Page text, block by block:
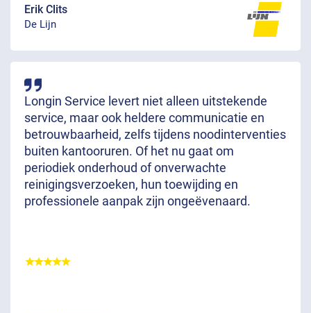
Erik Clits
De Lijn
Longin Service levert niet alleen uitstekende
service, maar ook heldere communicatie en
betrouwbaarheid, zelfs tijdens noodinterventies
buiten kantooruren. Of het nu gaat om
periodiek onderhoud of onverwachte
reinigingsverzoeken, hun toewijding en
professionele aanpak zijn ongeëvenaard.